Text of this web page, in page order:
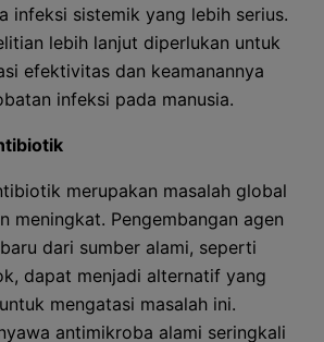
infeksi sistemik yang lebih serius.
lebih lanjut diperlukan untuk
efektivitas dan keamanannya
infeksi pada manusia.
merupakan masalah global
meningkat. Pengembangan agen
dari sumber alami, seperti
dapat menjadi alternatif yang
mengatasi masalah ini.
antimikroba alami seringkali